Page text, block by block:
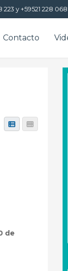
223 y +59521 228 068
Contacto
de